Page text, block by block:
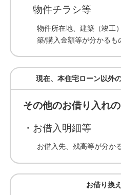
物件チラシ等
物件所在地、建築（竣工
築/購入金額等が分かるも
現在、本住宅ローン以外
その他のお借り入れ
・お借入明細等
お借入先、残高等が分か
お借り換